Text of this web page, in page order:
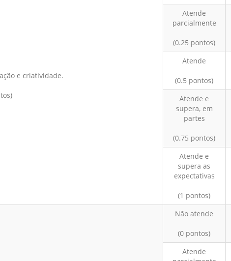
e criatividade.
Atende
parcialmente
(0.25 pontos)
Atende
(0.5 pontos)
Atende e
supera, em
partes
(0.75 pontos)
Atende e
supera as
expectativas
(1 pontos)
Não atende
(0 pontos)
Atende